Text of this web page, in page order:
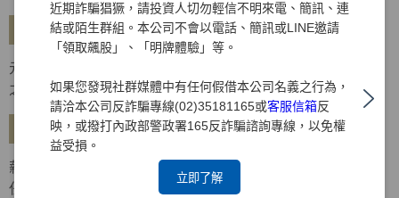
近期詐騙猖獗，請投資人切勿輕信不明來電、簡訊、連
結或陌生群組。本公司不會以電話、簡訊或LINE邀請
「領取飆股」、「明牌體驗」等。
如果您發現社群媒體中有任何假借本公司名義之行為，
請洽本公司反詐騙專線(02)35181165或客服信箱反
映，或撥打內政部警政署165反詐騙諮詢專線，以免權
益受損。
立即了解
99.10.26
元大金控通過「企業社會責任實務守則」，金控及所屬集團
之企業均適用。
99.10.14
薪酬委員會召開第一次會議，由于卓民、朱寶奎、林增吉擔
任委員，並推選于卓民獨立董事擔任召集人。